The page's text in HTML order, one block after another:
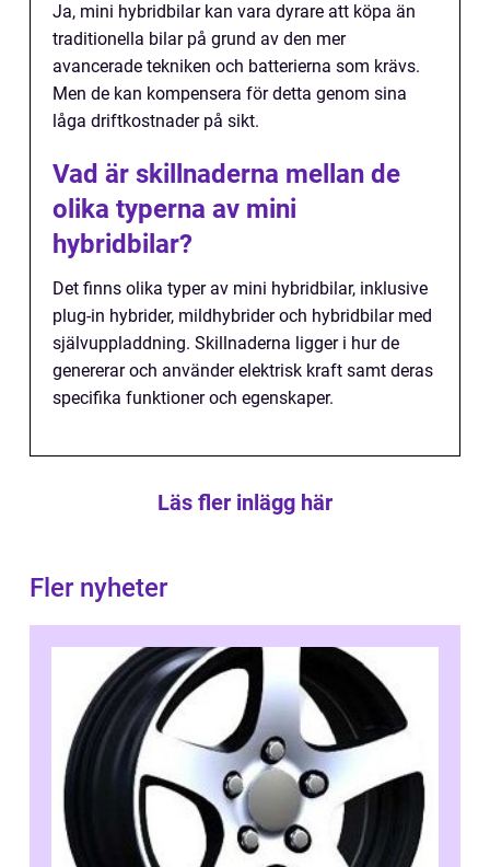
Ja, mini hybridbilar kan vara dyrare att köpa än
traditionella bilar på grund av den mer
avancerade tekniken och batterierna som krävs.
Men de kan kompensera för detta genom sina
låga driftkostnader på sikt.
Vad är skillnaderna mellan de
olika typerna av mini
hybridbilar?
Det finns olika typer av mini hybridbilar, inklusive
plug-in hybrider, mildhybrider och hybridbilar med
självuppladdning. Skillnaderna ligger i hur de
genererar och använder elektrisk kraft samt deras
specifika funktioner och egenskaper.
Läs fler inlägg här
Fler nyheter